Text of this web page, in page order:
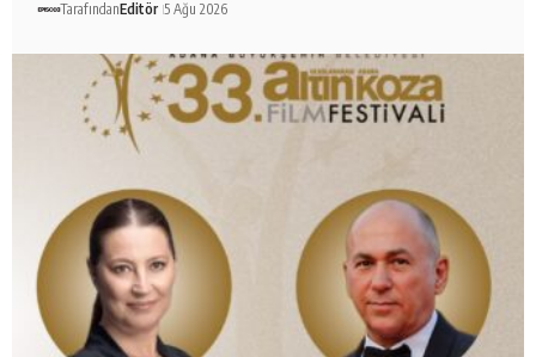
TarafındanEditör 5 Ağu 2026